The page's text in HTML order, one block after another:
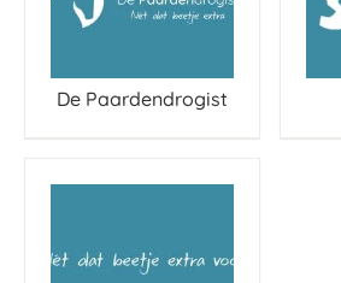
De Paardendrogist